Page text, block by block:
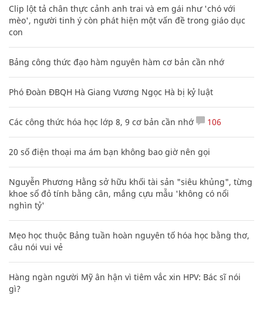
Clip lột tả chân thực cảnh anh trai và em gái như 'chó với
mèo', người tinh ý còn phát hiện một vấn đề trong giáo dục
con
Bảng công thức đạo hàm nguyên hàm cơ bản cần nhớ
Phó Đoàn ĐBQH Hà Giang Vương Ngọc Hà bị kỷ luật
Các công thức hóa học lớp 8, 9 cơ bản cần nhớ 106
20 số điện thoại ma ám bạn không bao giờ nên gọi
Nguyễn Phương Hằng sở hữu khối tài sản "siêu khủng", từng
khoe sổ đỏ tính bằng cân, mắng cựu mẫu 'không có nổi
nghìn tỷ'
Mẹo học thuộc Bảng tuần hoàn nguyên tố hóa học bằng thơ,
câu nói vui vẻ
Hàng ngàn người Mỹ ân hận vì tiêm vắc xin HPV: Bác sĩ nói
gì?